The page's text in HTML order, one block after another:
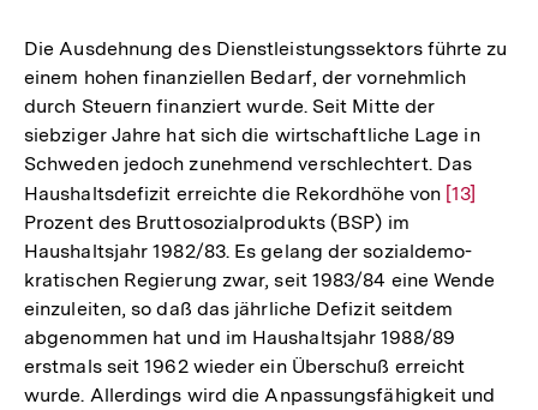
Die Ausdehnung des Dienstleistungssektors führte zu
einem hohen finanziellen Bedarf, der vornehmlich
durch Steuern finanziert wurde. Seit Mitte der
siebziger Jahre hat sich die wirtschaftliche Lage in
Schweden jedoch zunehmend verschlechtert. Das
Haushaltsdefizit erreichte die Rekordhöhe von Zur
der
Fußnote
[13]
Prozent des Bruttosozialprodukts (BSP) im
Haushaltsjahr 1982/83. Es gelang der sozialdemo­
kratischen Regierung zwar, seit 1983/84 eine Wende
einzuleiten, so daß das jährliche Defizit seitdem
abgenommen hat und im Haushaltsjahr 1988/89
erstmals seit 1962 wieder ein Überschuß erreicht
wurde. Allerdings wird die Anpassungsfähigkeit und